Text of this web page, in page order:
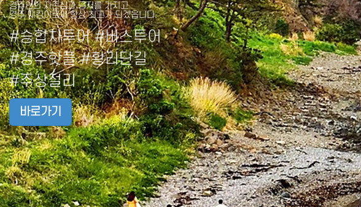
경주인의 자존심과 긍지를 가지고
경주 지킴이로써 항상 최고가 되겠읍니다.
#승합차투어 #버스투어
#경주핫플 #황리단길
#주상절리
바로가기